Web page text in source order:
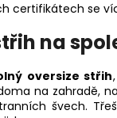
certifikátech se
na
oversize střih
na zahradě,
švech.